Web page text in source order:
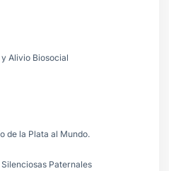
Alivio Biosocial
de la Plata al Mundo.
Paternales